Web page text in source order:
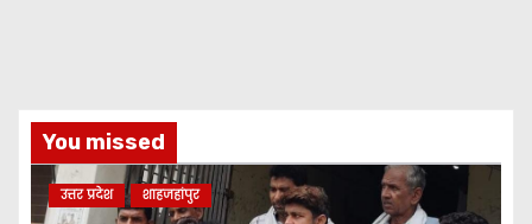
You missed
उत्तर प्रदेश शाहजहांपुर